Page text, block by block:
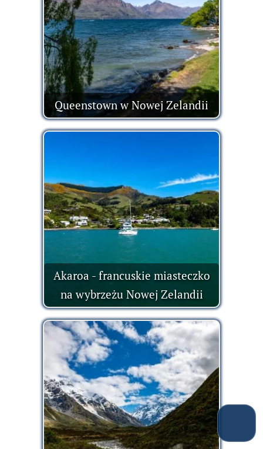
Queenstown w Nowej Zelandii
Akaroa - francuskie miasteczko
na wybrzeżu Nowej Zelandii